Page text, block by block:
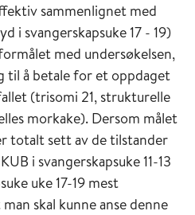
sammenlignet med
i svangerskapsuke 17 - 19)
med undersøkelsen,
til å betale for et oppdaget
(trisomi 21, strukturelle
morkake). Dersom målet
totalt sett av de tilstander
i svangerskapsuke 11-13
uke 17-19 mest
skal kunne anse denne